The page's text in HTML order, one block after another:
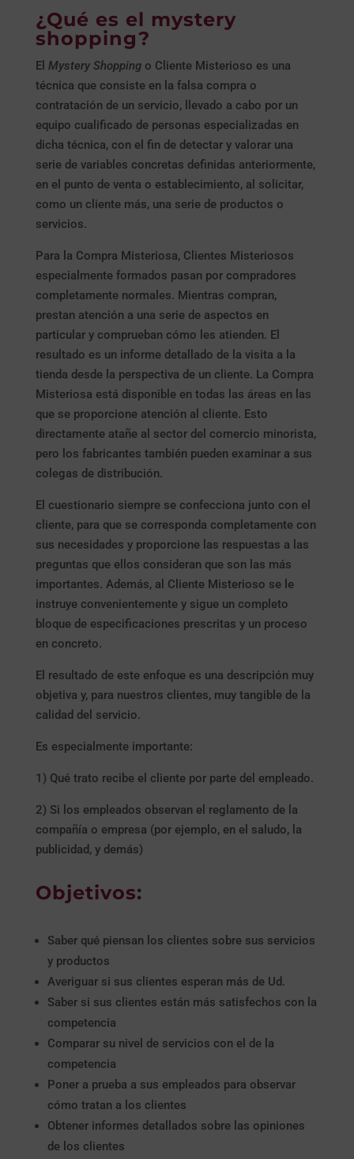
¿Qué es el mystery
shopping?
El Mystery Shopping o Cliente Misterioso es una
técnica que consiste en la falsa compra o
contratación de un servicio, llevado a cabo por un
equipo cualificado de personas especializadas en
dicha técnica, con el fin de detectar y valorar una
serie de variables concretas definidas anteriormente,
en el punto de venta o establecimiento, al solicitar,
como un cliente más, una serie de productos o
servicios.
Para la Compra Misteriosa, Clientes Misteriosos
especialmente formados pasan por compradores
completamente normales. Mientras compran,
prestan atención a una serie de aspectos en
particular y comprueban cómo les atienden. El
resultado es un informe detallado de la visita a la
tienda desde la perspectiva de un cliente. La Compra
Misteriosa está disponible en todas las áreas en las
que se proporcione atención al cliente. Esto
directamente atañe al sector del comercio minorista,
pero los fabricantes también pueden examinar a sus
colegas de distribución.
El cuestionario siempre se confecciona junto con el
cliente, para que se corresponda completamente con
sus necesidades y proporcione las respuestas a las
preguntas que ellos consideran que son las más
importantes. Además, al Cliente Misterioso se le
instruye convenientemente y sigue un completo
bloque de especificaciones prescritas y un proceso
en concreto.
El resultado de este enfoque es una descripción muy
objetiva y, para nuestros clientes, muy tangible de la
calidad del servicio.
Es especialmente importante:
1) Qué trato recibe el cliente por parte del empleado.
2) Si los empleados observan el reglamento de la
compañía o empresa (por ejemplo, en el saludo, la
publicidad, y demás)
Objetivos:
Saber qué piensan los clientes sobre sus servicios
y productos
Averiguar si sus clientes esperan más de Ud.
Saber si sus clientes están más satisfechos con la
competencia
Comparar su nivel de servicios con el de la
competencia
Poner a prueba a sus empleados para observar
cómo tratan a los clientes
Obtener informes detallados sobre las opiniones
de los clientes